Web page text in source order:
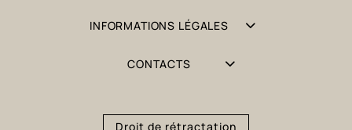
INFORMATIONS LÉGALES
CONTACTS
Droit de rétractation